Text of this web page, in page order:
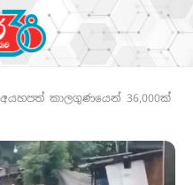
අයහපත් කාලගුණයෙන් 36,000ක්